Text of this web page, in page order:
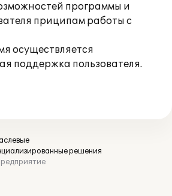
программы и
приципам работы с
осуществляется
поддержка пользователя.
решения